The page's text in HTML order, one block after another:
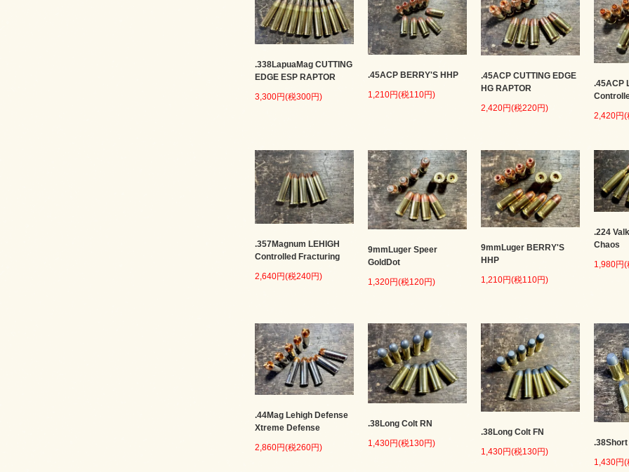
.338LapuaMag CUTTING
EDGE ESP RAPTOR
3,300円(税300円)
.45ACP BERRY'S HHP
1,210円(税110円)
.45ACP CUTTING EDGE
HG RAPTOR
2,420円(税220円)
.45ACP
2,420円(
.357Magnum LEHIGH
Controlled Fracturing
2,640円(税240円)
9mmLuger Speer
GoldDot
1,320円(税120円)
9mmLuger BERRY'S
HHP
1,210円(税110円)
.224
Chaos
1,980円
.44Mag Lehigh Defense
Xtreme Defense
2,860円(税260円)
.38Long Colt RN
1,430円(税130円)
.38Long Colt FN
1,430円(税130円)
1,430円